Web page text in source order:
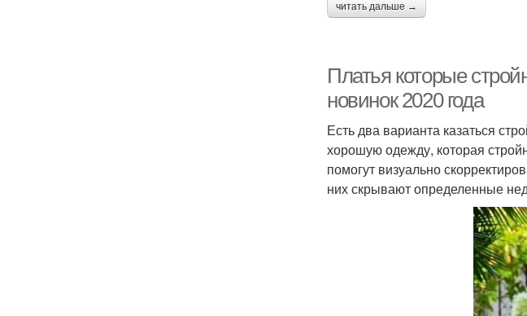
читать дальше →
Платья которые
новинок 2020 года
Есть два варианта казаться
хорошую одежду, которая
помогут визуально
них скрывают определенные